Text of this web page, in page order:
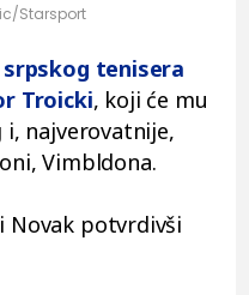
Starsport
tenisera
Troicki, koji će mu
najverovatnije,
Vimbldona.
Novak potvrdivši